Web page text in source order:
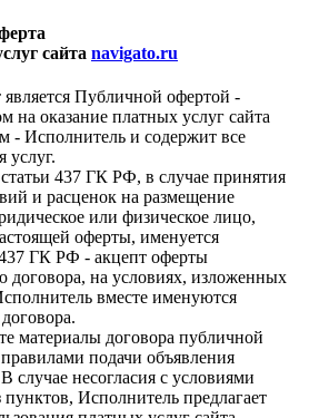
сайта navigato.ru
Публичной офертой -
на оказание платных услуг сайта
- Исполнитель и содержит все
услуг.
437 ГК РФ, в случае принятия
и расценок на размещение
или физическое лицо,
оферты, именуется
ГК РФ - акцепт оферты
договора, на условиях, изложенных
вместе именуются
материалы договора публичной
подачи объявления
несогласия с условиями
Исполнитель предлагает